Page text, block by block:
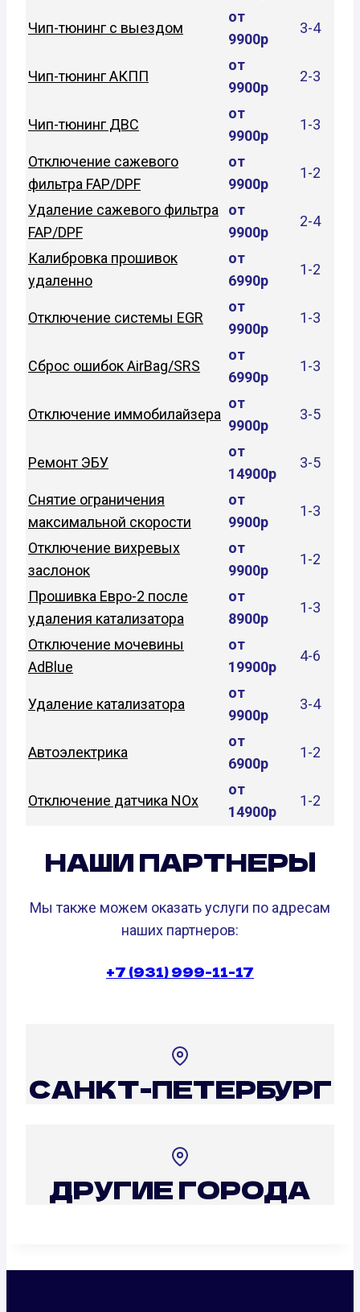
Чип-тюнинг с выездом
от
9900р
3-4
Чип-тюнинг АКПП
от
9900р
2-3
Чип-тюнинг ДВС
от
9900р
1-3
Отключение сажевого
фильтра FAP/DPF
от
9900р
1-2
Удаление сажевого фильтра
FAP/DPF
от
9900р
2-4
Калибровка прошивок
удаленно
от
6990р
1-2
Отключение системы EGR
от
9900р
1-3
Сброс ошибок AirBag/SRS
от
6990р
1-3
Отключение иммобилайзера
от
9900р
3-5
Ремонт ЭБУ
от
14900р
3-5
Снятие ограничения
максимальной скорости
от
9900р
1-3
Отключение вихревых
заслонок
от
9900р
1-2
Прошивка Евро-2 после
удаления катализатора
от
8900р
1-3
Отключение мочевины
AdBlue
от
19900р
4-6
Удаление катализатора
от
9900р
3-4
Автоэлектрика
от
6900р
1-2
Отключение датчика NOx
от
14900р
1-2
НАШИ ПАРТНЕРЫ
Мы также можем оказать услуги по адресам
наших партнеров:
+7 (931) 999-11-17
САНКТ-ПЕТЕРБУРГ
ДРУГИЕ ГОРОДА